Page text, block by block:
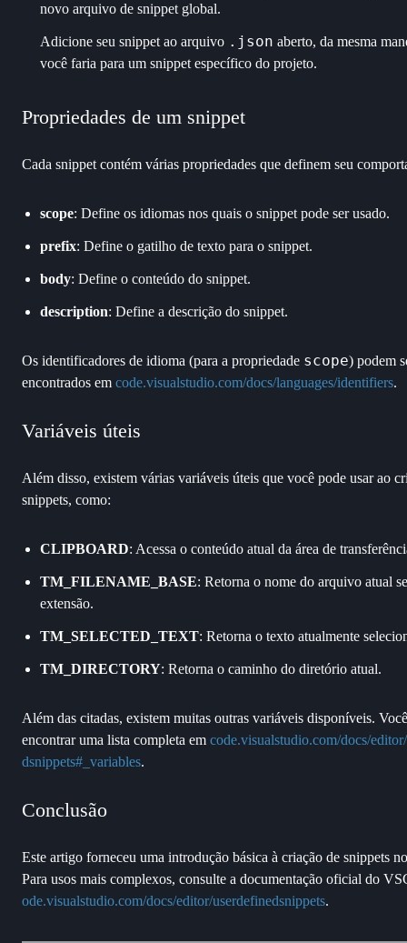
artigos
projetos
novo arquivo de snippet global.
Adicione seu snippet ao arquivo .json aberto, da mesma
você faria para um snippet específico do projeto.
Propriedades de um snippet
Cada snippet contém várias propriedades que definem seu
scope: Define os idiomas nos quais o snippet pode ser usado.
prefix: Define o gatilho de texto para o snippet.
body: Define o conteúdo do snippet.
description: Define a descrição do snippet.
Os identificadores de idioma (para a propriedade scope) podem
encontrados em code.visualstudio.com/docs/languages/identifiers.
Variáveis úteis
Além disso, existem várias variáveis úteis que você pode usar ao
snippets, como:
CLIPBOARD: Acessa o conteúdo atual da área de
TM_FILENAME_BASE: Retorna o nome do arquivo atual
extensão.
TM_SELECTED_TEXT: Retorna o texto atualmente
TM_DIRECTORY: Retorna o caminho do diretório atual.
Além das citadas, existem muitas outras variáveis disponíveis.
encontrar uma lista completa em code.visualstudio.com/docs/
dsnippets#_variables.
Conclusão
Este artigo forneceu uma introdução básica à criação de snippets
Para usos mais complexos, consulte a documentação oficial do
ode.visualstudio.com/docs/editor/userdefinedsnippets.